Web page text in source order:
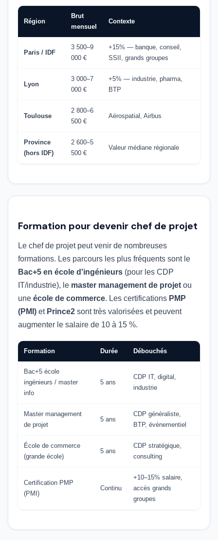
Région
Brut
mensuel
Contexte
Paris / IDF
3 500–9
000 €
+15% — banque, conseil,
SSII, grands groupes
Lyon
3 000–7
000 €
+5% — industrie, pharma,
BTP
Toulouse
2 800–6
500 €
Aérospatial, Airbus
Province
(hors IDF)
2 600–5
500 €
Valeur médiane régionale
Formation pour devenir chef de projet
Le chef de projet peut venir de nombreuses
formations. Les parcours les plus fréquents sont le
Bac+5 en école d'ingénieurs (pour les CDP
IT/industrie), le master management de projet ou
une école de commerce. Les certifications PMP
(PMI) et Prince2 sont très valorisées et peuvent
augmenter le salaire de 10 à 15 %.
Formation Durée Débouchés
Bac+5 école
ingénieurs / master
info
5 ans
CDP IT, digital,
industrie
Master management
de projet
5 ans
CDP généraliste,
BTP, événementiel
École de commerce
(grande école)
5 ans
CDP stratégique,
consulting
Certification PMP
(PMI)
Continu
+10–15% salaire,
accès grands
groupes